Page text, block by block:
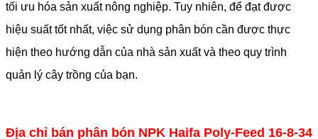
tối ưu hóa sản xuất nông nghiệp. Tuy nhiên, để đạt được
hiệu suất tốt nhất, việc sử dụng phân bón cần được thực
hiện theo hướng dẫn của nhà sản xuất và theo quy trình
quản lý cây trồng của bạn.
Địa chỉ bán phân bón NPK Haifa Poly-Feed 16-8-34